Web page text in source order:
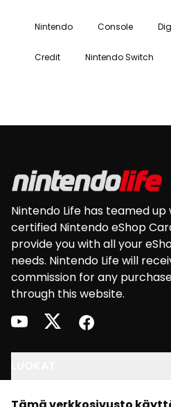
Nintendo Console
Credit Nintendo Switch
Nintendo Life has teamed
certified Nintendo eShop
provide you with all your
needs. Nintendo Life will
commission for any
through this website.
youtubetwitterfacebook